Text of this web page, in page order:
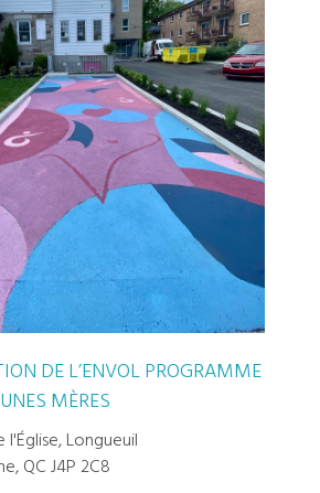
DE L’ENVOL PROGRAMME
MÈRES
Longueuil
QC J4P 2C8